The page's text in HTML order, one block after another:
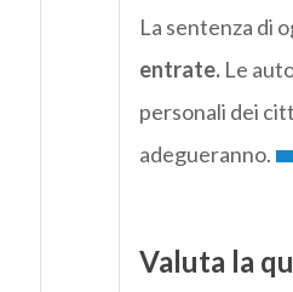
La sentenza di
entrate.Le
personali dei
adegueranno.
Valuta la